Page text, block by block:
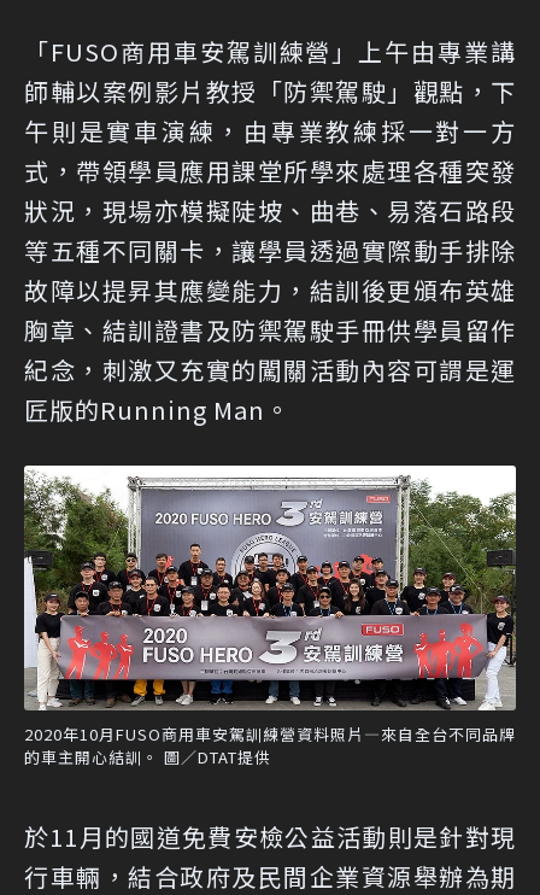
「FUSO商用車安駕訓練營」上午由專業講
師輔以案例影片教授「防禦駕駛」觀點，下
午則是實車演練，由專業教練採一對一方
式，帶領學員應用課堂所學來處理各種突發
狀況，現場亦模擬陡坡、曲巷、易落石路段
等五種不同關卡，讓學員透過實際動手排除
故障以提昇其應變能力，結訓後更頒布英雄
胸章、結訓證書及防禦駕駛手冊供學員留作
紀念，刺激又充實的闖關活動內容可謂是運
匠版的Running Man。
2020年10月FUSO商用車安駕訓練營資料照片—來自全台不同品牌
的車主開心結訓。 圖／DTAT提供
於11月的國道免費安檢公益活動則是針對現
行車輛，結合政府及民間企業資源舉辦為期